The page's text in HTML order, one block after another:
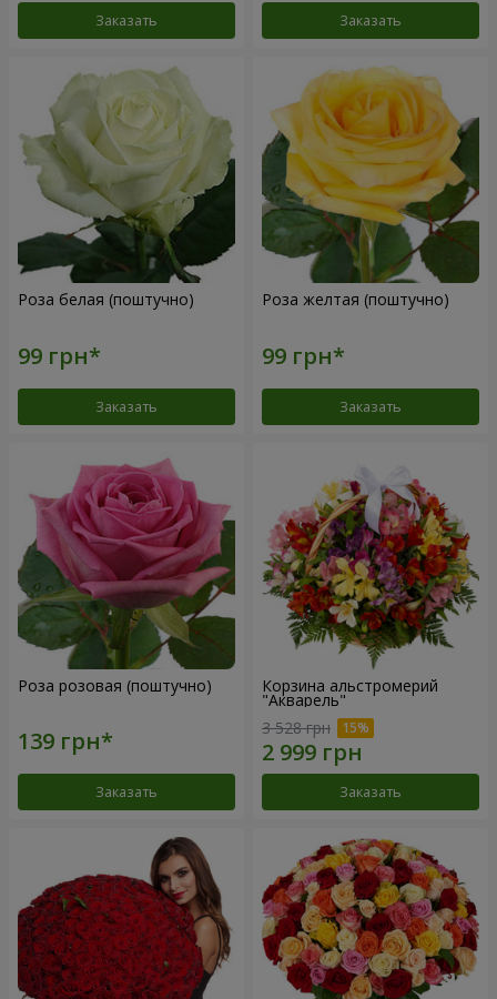
Заказать Заказать
Роза белая (поштучно)
Заказать
Роза желтая (поштучно)
Заказать
Роза розовая (поштучно)
Заказать
Корзина альстромерий
"Акварель"
3 528 грн
Заказать